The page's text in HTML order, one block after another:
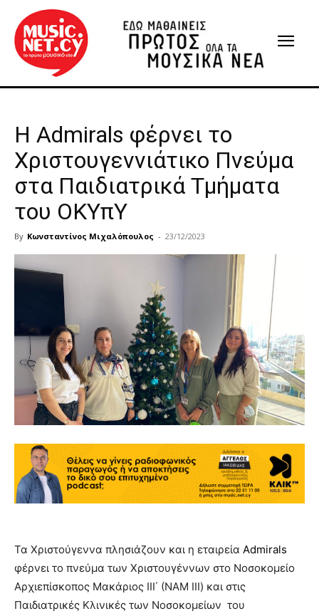
Η Αdmirals φέρνει το
Χριστουγεννιάτικο Πνεύμα
στα Παιδιατρικά Τμήματα
του ΟΚΥπΥ
By Κωνσταντίνος Μιχαλόπουλος - 23/12/2023
Τα Χριστούγεννα πλησιάζουν και η εταιρεία Admirals
φέρνει το πνεύμα των Χριστουγέννων στο Νοσοκομείο
Αρχιεπίσκοπος Μακάριος ΙΙΙ΄ (ΝΑΜ ΙΙΙ) και στις
Παιδιατρικές Κλινικές των Νοσοκομείων του